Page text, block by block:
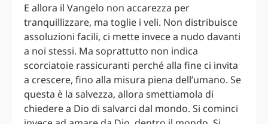
E allora il Vangelo non accarezza per
tranquillizzare, ma toglie i veli. Non distribuisce
assoluzioni facili, ci mette invece a nudo davanti
a noi stessi. Ma soprattutto non indica
scorciatoie rassicuranti perché alla fine ci invita
a crescere, fino alla misura piena dell’umano. Se
questa è la salvezza, allora smettiamola di
chiedere a Dio di salvarci dal mondo. Si cominci